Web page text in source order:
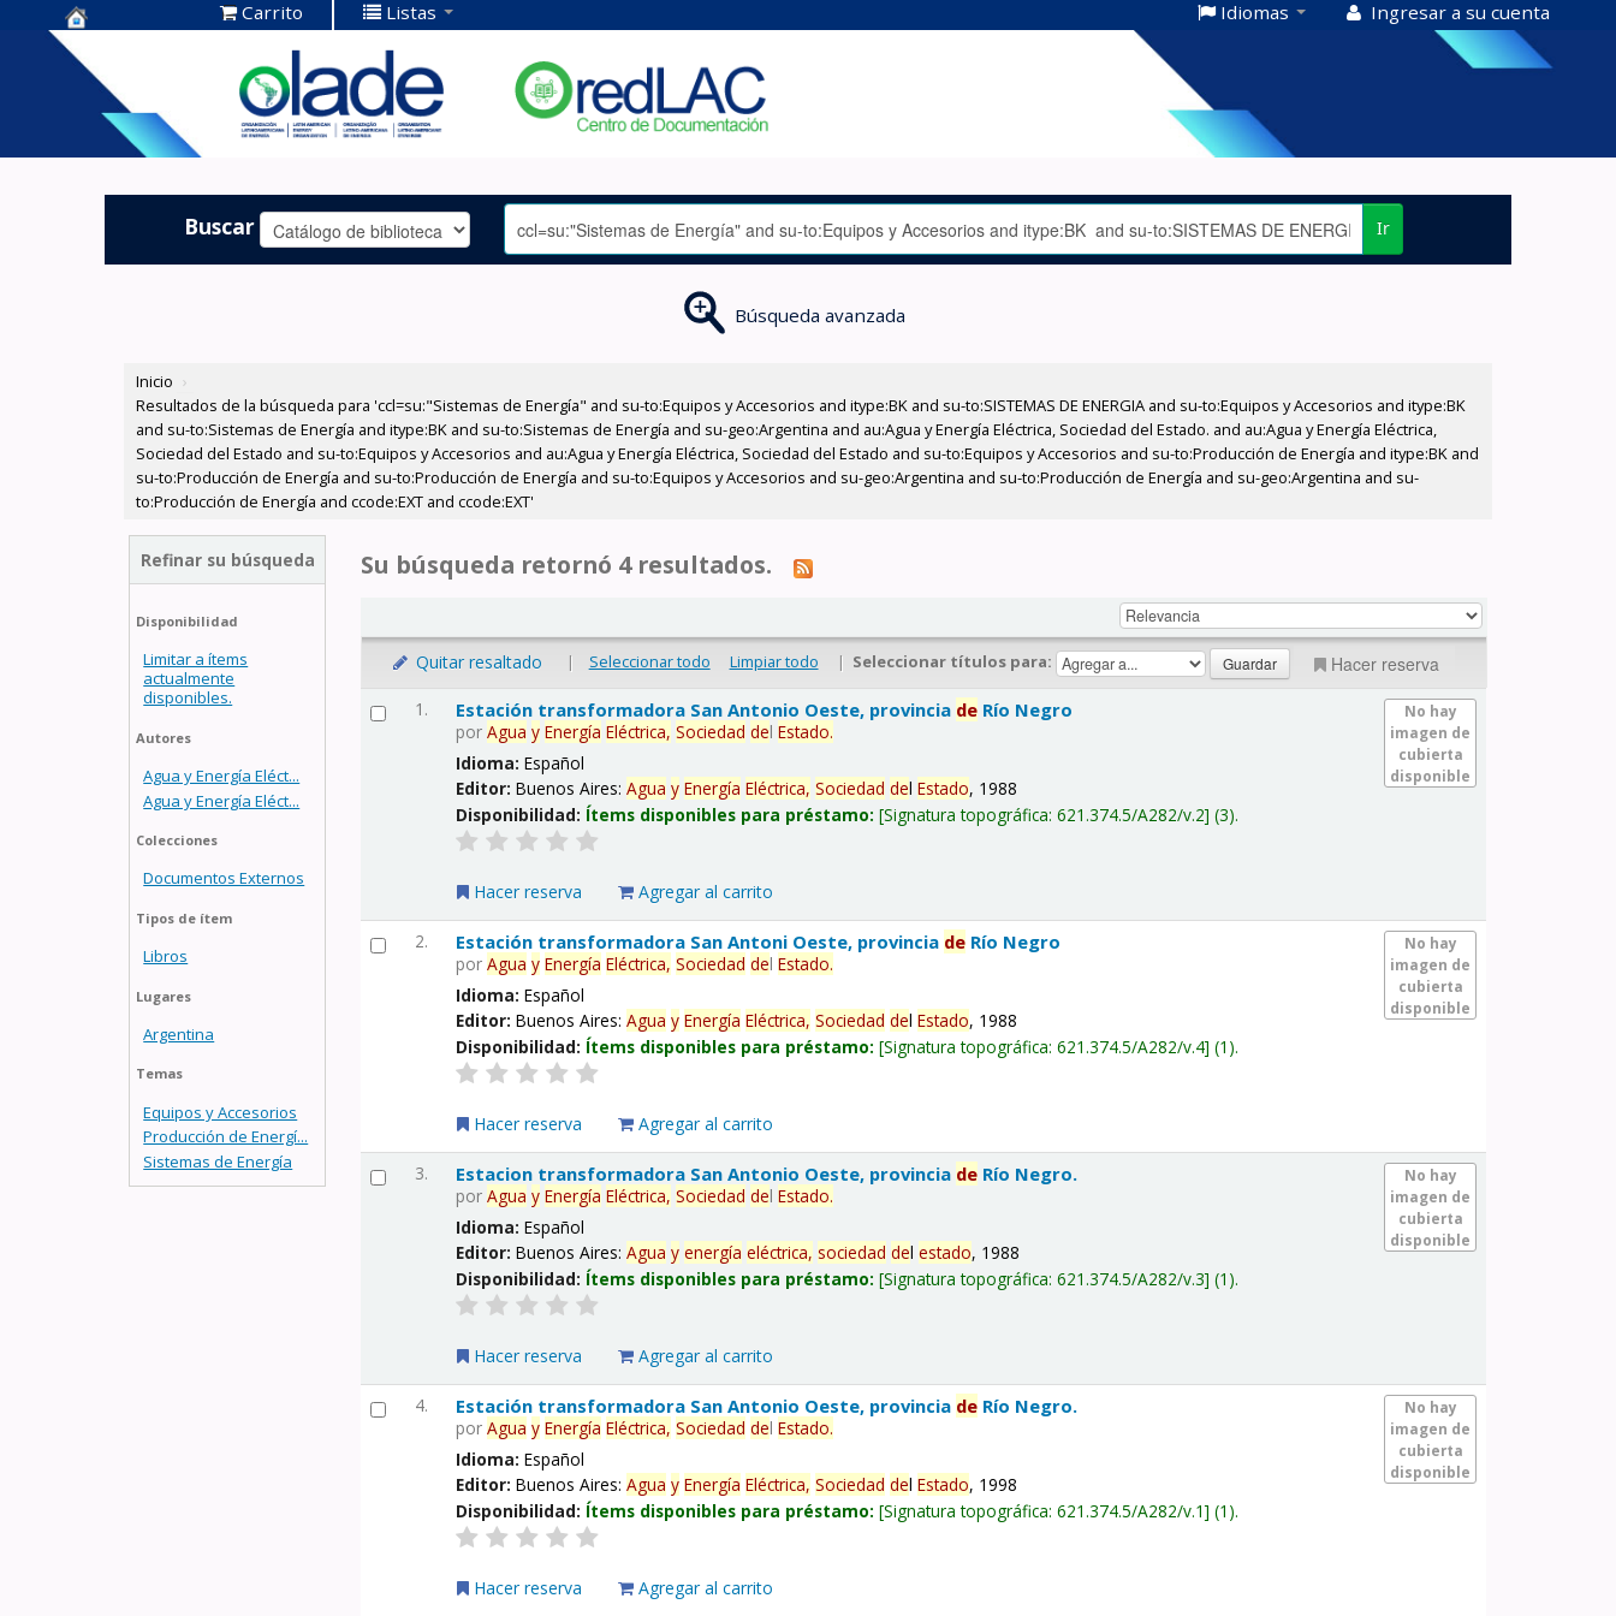
Centro de
Documentación
OLADE -
Carrito Listas Idiomas Ingresar a su cuenta
Buscar Ir
Búsqueda avanzada
Inicio ›
Resultados de la búsqueda para 'ccl=su:"Sistemas de Energía" and su-to:Equipos y Accesorios and itype:BK and su-to:SISTEMAS DE ENERGIA and su-to:Equipos y Accesorios and itype:BK
and su-to:Sistemas de Energía and itype:BK and su-to:Sistemas de Energía and su-geo:Argentina and au:Agua y Energía Eléctrica, Sociedad del Estado. and au:Agua y Energía Eléctrica,
Sociedad del Estado and su-to:Equipos y Accesorios and au:Agua y Energía Eléctrica, Sociedad del Estado and su-to:Equipos y Accesorios and su-to:Producción de Energía and itype:BK and
su-to:Producción de Energía and su-to:Producción de Energía and su-to:Equipos y Accesorios and su-geo:Argentina and su-to:Producción de Energía and su-geo:Argentina and su-
to:Producción de Energía and ccode:EXT and ccode:EXT'
Refinar su búsqueda
Disponibilidad
Limitar a ítems
actualmente
disponibles.
Autores
Agua y Energía Eléct...
Agua y Energía Eléct...
Colecciones
Documentos Externos
Tipos de ítem
Libros
Lugares
Argentina
Temas
Equipos y Accesorios
Producción de Energí...
Sistemas de Energía
Su búsqueda retornó 4 resultados.
Quitar resaltado | Seleccionar todo Limpiar todo | Seleccionar títulos para: Hacer reserva
1.
No hay
imagen de
cubierta
disponible
Estación transformadora San Antonio Oeste, provincia de Río Negro
porAgua y Energía Eléctrica, Sociedad delEstado.
Idioma:Español
Editor:Buenos Aires:Agua y Energía Eléctrica, Sociedad delEstado, 1988
Disponibilidad: Ítems disponibles para préstamo: Signatura topográfica:621.374.5/A282/v.2 (3).
Hacer reserva Agregar al carrito
2.
No hay
imagen de
cubierta
disponible
Estación transformadora San Antoni Oeste, provincia de Río Negro
porAgua y Energía Eléctrica, Sociedad delEstado.
Idioma:Español
Editor:Buenos Aires:Agua y Energía Eléctrica, Sociedad delEstado, 1988
Disponibilidad: Ítems disponibles para préstamo: Signatura topográfica:621.374.5/A282/v.4 (1).
Hacer reserva Agregar al carrito
3.
No hay
imagen de
cubierta
disponible
Estacion transformadora San Antonio Oeste, provincia de Río Negro.
porAgua y Energía Eléctrica, Sociedad delEstado.
Idioma:Español
Editor:Buenos Aires:Agua y energía eléctrica, sociedad delestado, 1988
Disponibilidad: Ítems disponibles para préstamo: Signatura topográfica:621.374.5/A282/v.3 (1).
Hacer reserva Agregar al carrito
4.
No hay
imagen de
cubierta
disponible
Estación transformadora San Antonio Oeste, provincia de Río Negro.
porAgua y Energía Eléctrica, Sociedad delEstado.
Idioma:Español
Editor:Buenos Aires:Agua y Energía Eléctrica, Sociedad delEstado, 1998
Disponibilidad: Ítems disponibles para préstamo: Signatura topográfica:621.374.5/A282/v.1 (1).
Hacer reserva Agregar al carrito